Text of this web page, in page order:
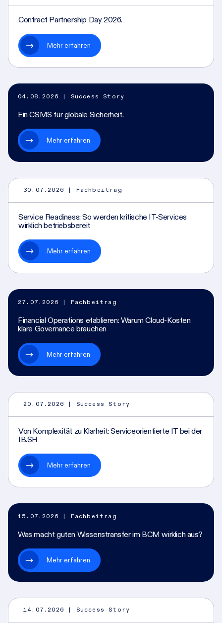
Contract Partnership Day 2026.
Mehr erfahren
04.08.2026 | Success Story
Ein CSMS für globale Sicherheit.
Mehr erfahren
30.07.2026 | Fachbeitrag
Service Readiness: So werden kritische IT-Services
wirklich betriebsbereit
Mehr erfahren
27.07.2026 | Fachbeitrag
Financial Operations etablieren: Warum Cloud-Kosten
klare Governance brauchen
Mehr erfahren
20.07.2026 | Success Story
Von Komplexität zu Klarheit: Serviceorientierte IT bei der
IB.SH
Mehr erfahren
15.07.2026 | Fachbeitrag
Was macht guten Wissenstransfer im BCM wirklich aus?
Mehr erfahren
14.07.2026 | Success Story